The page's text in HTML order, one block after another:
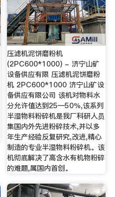
压滤机泥饼磨粉机
(2PC600*1000) - 济宁山矿
设备供应有限 压滤机泥饼磨粉
机 2PC600*1000 济宁山矿设
备供应有限公司 该机对物料水
分允许值达到25—50％,该系列
半湿物料粉碎机是我厂科研人员
集国内外先进粉碎技术,并以多
年生产经验反复研究,改进,精心
制造的专业半湿物料粉碎机。该
机彻底解决了高含水有机物粉碎
的难题,属国内首创。